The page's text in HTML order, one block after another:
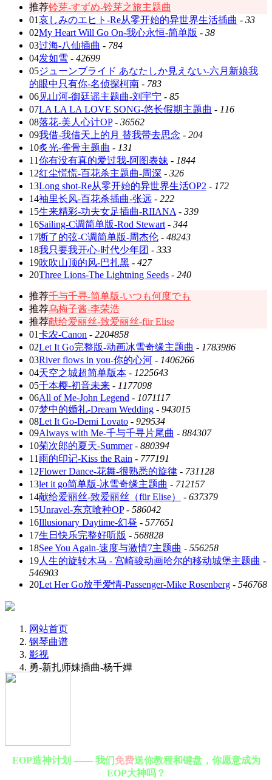
推荐铃芽-すずめ-铃芽之旅主题曲
01哀しみのエヒト-Re从零开始的异世界生活插曲 - 33
02My Heart Will Go On-我心永恒-简单版 - 38
03过海-八仙插曲 - 784
04发如雪 - 42699
05ジューンブライド あなたしか見えない-六月新娘我
的眼中只有你-名侦探柯南 - 783
06见山河-御廷谣主题曲-刘宇宁 - 85
07LA LA LA LOVE SONG-悠长假期主题曲 - 116
08落花-美人心计OP- 36562
09我借-我借天上的月 替我带去思念 - 204
10炙光-雀骨主题曲 - 131
11你有没有真的爱过我-阿图表妹 - 1844
12红尘慌慌-百花杀主题曲-周深 - 326
13Long shot-Re从零开始的异世界生活OP2 - 172
14袖里长风-百花杀插曲-张远 - 222
15生来精彩-功夫女足插曲-RIIANA - 339
16Sailing-C调简单版-Rod Stewart - 344
17断了的弦-C调简单版-周杰伦 - 48243
18我只要我开心-时代少年团 - 333
19吹吹山顶的风-巴扎黑 - 427
20Three Lions-The Lightning Seeds - 240
推荐千与千寻-简单版-いつも何度でも
推荐乌梅子酱-李荣浩
推荐献给爱丽丝-致爱丽丝-für Elise
01卡农-Canon - 2204858
02Let It Go完整版-动画冰雪奇缘主题曲 - 1783986
03River flows in you-你的心河 - 1406266
04天空之城超简单版本 - 1225643
05千本樱-初音未来 - 1177098
06All of Me-John Legend - 1071117
07梦中的婚礼-Dream Wedding - 943015
08Let It Go-Demi Lovato - 929534
09Always with Me-千与千寻片尾曲 - 884307
10菊次郎的夏天-Summer- 880394
11雨的印记-Kiss the Rain - 777191
12Flower Dance-花舞-很熟悉的旋律 - 731128
13let it go简单版-冰雪奇缘主题曲 - 712157
14献给爱丽丝-致爱丽丝（für Elise） - 637379
15Unravel-东京喰种OP- 586042
16Illusionary Daytime-幻昼 - 577651
17生日快乐完整好听版 - 568828
18See You Again-速度与激情7主题曲 - 556258
19人生的旋转木马 - 宫崎骏动画哈尔的移动城堡主题曲 -
546903
20Let Her Go放手爱情-Passenger-Mike Rosenberg - 546768
网站首页
钢琴曲谱
影视
勇-新扎师妹插曲-杨千嬅
EOP造神计划 —— 我们免费送你教程和键盘，你愿意成为
EOP大神吗？